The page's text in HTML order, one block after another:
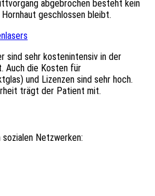
abgebrochen besteht kein
geschlossen bleibt.
sind sehr kostenintensiv in der
Auch die Kosten für
und Lizenzen sind sehr hoch.
trägt der Patient mit.
Netzwerken: